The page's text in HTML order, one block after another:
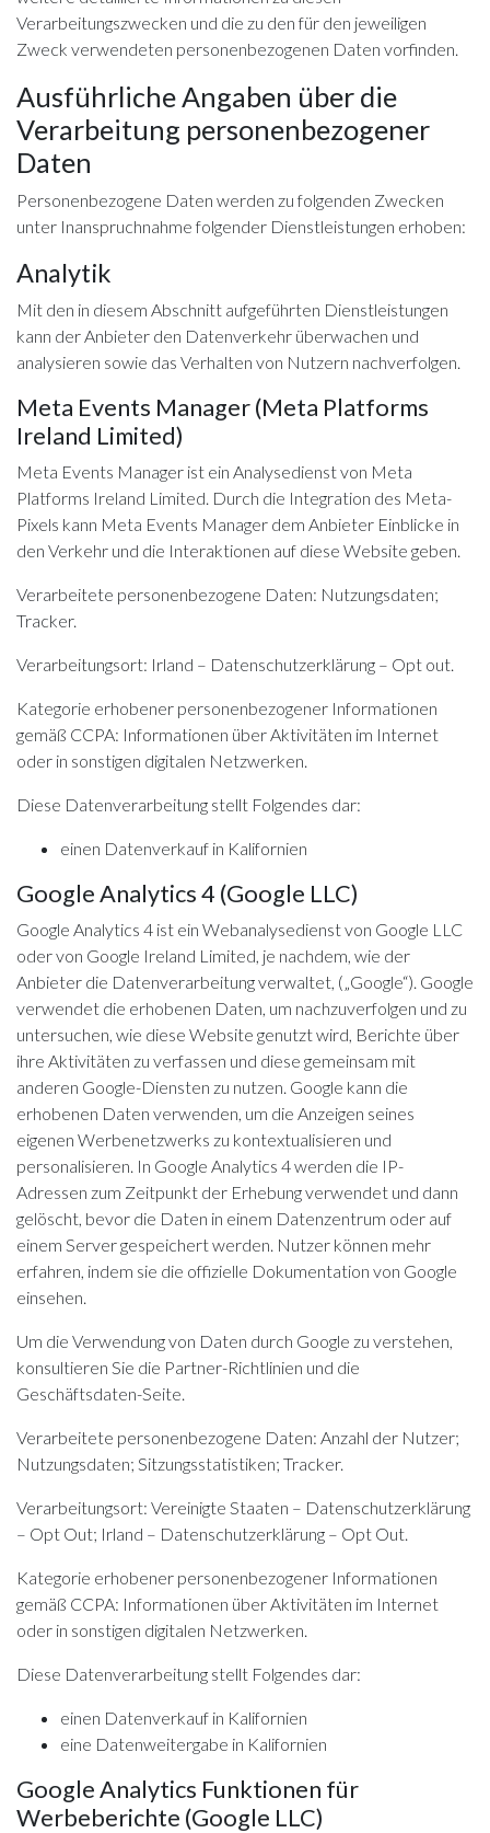
Verarbeitungszwecken und die zu den für den jeweiligen
Zweck verwendeten personenbezogenen Daten vorfinden.
Ausführliche Angaben über die
Verarbeitung personenbezogener
Daten
Personenbezogene Daten werden zu folgenden Zwecken
unter Inanspruchnahme folgender Dienstleistungen erhoben:
Analytik
Mit den in diesem Abschnitt aufgeführten Dienstleistungen
kann der Anbieter den Datenverkehr überwachen und
analysieren sowie das Verhalten von Nutzern nachverfolgen.
Meta Events Manager (Meta Platforms
Ireland Limited)
Meta Events Manager ist ein Analysedienst von Meta
Platforms Ireland Limited. Durch die Integration des Meta-
Pixels kann Meta Events Manager dem Anbieter Einblicke in
den Verkehr und die Interaktionen auf diese Website geben.
Verarbeitete personenbezogene Daten: Nutzungsdaten;
Tracker.
Verarbeitungsort: Irland – Datenschutzerklärung – Opt out.
Kategorie erhobener personenbezogener Informationen
gemäß CCPA: Informationen über Aktivitäten im Internet
oder in sonstigen digitalen Netzwerken.
Diese Datenverarbeitung stellt Folgendes dar:
einen Datenverkauf in Kalifornien
Google Analytics 4 (Google LLC)
Google Analytics 4 ist ein Webanalysedienst von Google LLC
oder von Google Ireland Limited, je nachdem, wie der
Anbieter die Datenverarbeitung verwaltet, („Google“). Google
verwendet die erhobenen Daten, um nachzuverfolgen und zu
untersuchen, wie diese Website genutzt wird, Berichte über
ihre Aktivitäten zu verfassen und diese gemeinsam mit
anderen Google-Diensten zu nutzen. Google kann die
erhobenen Daten verwenden, um die Anzeigen seines
eigenen Werbenetzwerks zu kontextualisieren und
personalisieren. In Google Analytics 4 werden die IP-
Adressen zum Zeitpunkt der Erhebung verwendet und dann
gelöscht, bevor die Daten in einem Datenzentrum oder auf
einem Server gespeichert werden. Nutzer können mehr
erfahren, indem sie die offizielle Dokumentation von Google
einsehen.
Um die Verwendung von Daten durch Google zu verstehen,
konsultieren Sie die Partner-Richtlinien und die
Geschäftsdaten-Seite.
Verarbeitete personenbezogene Daten: Anzahl der Nutzer;
Nutzungsdaten; Sitzungsstatistiken; Tracker.
Verarbeitungsort: Vereinigte Staaten – Datenschutzerklärung
– Opt Out; Irland – Datenschutzerklärung – Opt Out.
Kategorie erhobener personenbezogener Informationen
gemäß CCPA: Informationen über Aktivitäten im Internet
oder in sonstigen digitalen Netzwerken.
Diese Datenverarbeitung stellt Folgendes dar:
einen Datenverkauf in Kalifornien
eine Datenweitergabe in Kalifornien
Google Analytics Funktionen für
Werbeberichte (Google LLC)